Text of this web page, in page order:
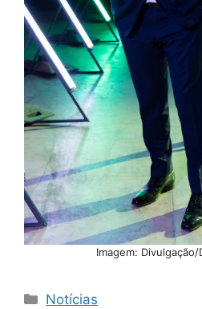
Imagem:
Categorias
Notícias